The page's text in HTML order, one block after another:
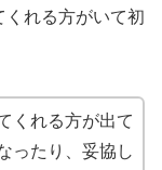
くれる方がいて初
くれる方が出て
ったり、妥協し